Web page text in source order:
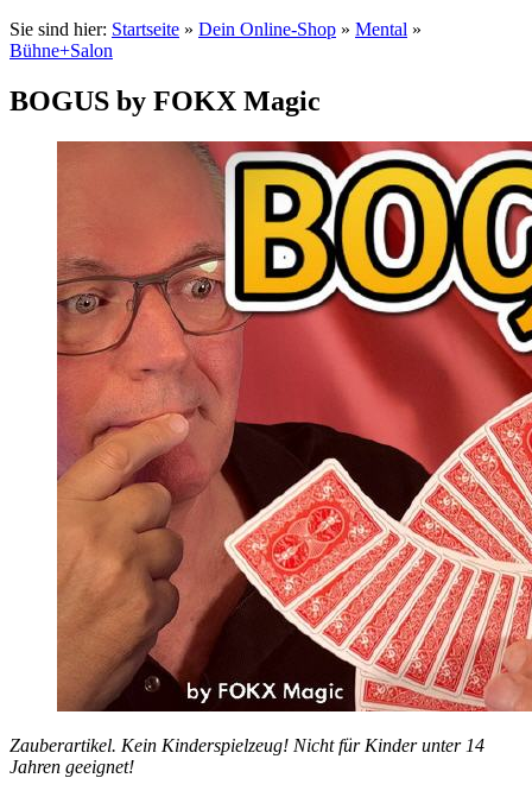
Sie sind hier: Startseite » Dein Online-Shop » Mental »
Bühne+Salon
BOGUS by FOKX Magic
Zauberartikel. Kein Kinderspielzeug! Nicht für Kinder unter 14
Jahren geeignet!